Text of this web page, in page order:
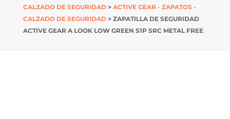
CALZADO DE SEGURIDAD> ACTIVE GEAR - ZAPATOS -
CALZADO DE SEGURIDAD> ZAPATILLA DE SEGURIDAD
ACTIVE GEAR A LOOK LOW GREEN S1P SRC METAL FREE